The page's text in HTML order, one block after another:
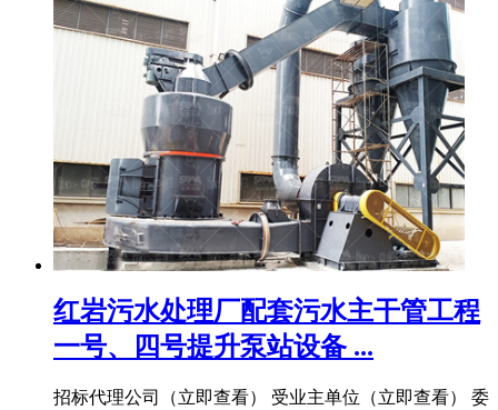
红岩污水处理厂配套污水主干管工程
一号、四号提升泵站设备 ...
招标代理公司（立即查看） 受业主单位（立即查看） 委